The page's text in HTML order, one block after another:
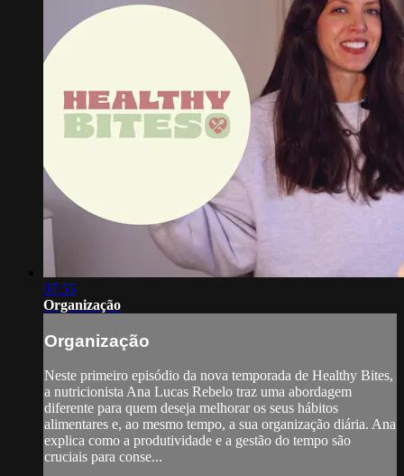
07:55
Organização
Organização
Neste primeiro episódio da nova temporada de Healthy Bites,
a nutricionista Ana Lucas Rebelo traz uma abordagem
diferente para quem deseja melhorar os seus hábitos
alimentares e, ao mesmo tempo, a sua organização diária. Ana
explica como a produtividade e a gestão do tempo são
cruciais para conse...